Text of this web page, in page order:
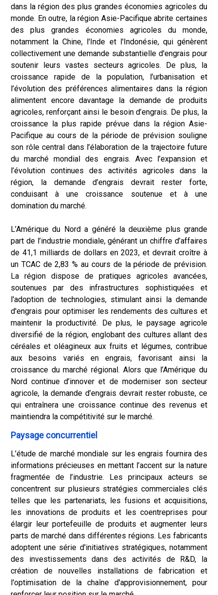
dans la région des plus grandes économies agricoles du
monde. En outre, la région Asie-Pacifique abrite certaines
des plus grandes économies agricoles du monde,
notamment la Chine, l'Inde et l'Indonésie, qui génèrent
collectivement une demande substantielle d'engrais pour
soutenir leurs vastes secteurs agricoles. De plus, la
croissance rapide de la population, l’urbanisation et
l’évolution des préférences alimentaires dans la région
alimentent encore davantage la demande de produits
agricoles, renforçant ainsi le besoin d’engrais. De plus, la
croissance la plus rapide prévue dans la région Asie-
Pacifique au cours de la période de prévision souligne
son rôle central dans l’élaboration de la trajectoire future
du marché mondial des engrais. Avec l’expansion et
l’évolution continues des activités agricoles dans la
région, la demande d’engrais devrait rester forte,
conduisant à une croissance soutenue et à une
domination du marché.
L’Amérique du Nord a généré la deuxième plus grande
part de l’industrie mondiale, générant un chiffre d’affaires
de 41,1 milliards de dollars en 2023, et devrait croître à
un TCAC de 2,83 % au cours de la période de prévision.
La région dispose de pratiques agricoles avancées,
soutenues par des infrastructures sophistiquées et
l'adoption de technologies, stimulant ainsi la demande
d'engrais pour optimiser les rendements des cultures et
maintenir la productivité. De plus, le paysage agricole
diversifié de la région, englobant des cultures allant des
céréales et oléagineux aux fruits et légumes, contribue
aux besoins variés en engrais, favorisant ainsi la
croissance du marché régional. Alors que l’Amérique du
Nord continue d’innover et de moderniser son secteur
agricole, la demande d’engrais devrait rester robuste, ce
qui entraînera une croissance continue des revenus et
maintiendra la compétitivité sur le marché.
Paysage concurrentiel
L’étude de marché mondiale sur les engrais fournira des
informations précieuses en mettant l’accent sur la nature
fragmentée de l’industrie. Les principaux acteurs se
concentrent sur plusieurs stratégies commerciales clés
telles que les partenariats, les fusions et acquisitions,
les innovations de produits et les coentreprises pour
élargir leur portefeuille de produits et augmenter leurs
parts de marché dans différentes régions. Les fabricants
adoptent une série d'initiatives stratégiques, notamment
des investissements dans des activités de R&D, la
création de nouvelles installations de fabrication et
l'optimisation de la chaîne d'approvisionnement, pour